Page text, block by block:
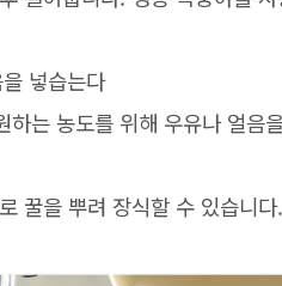
넣습는다
하는 농도를 위해 우유나 얼음
꿀을 뿌려 장식할 수 있습니다.